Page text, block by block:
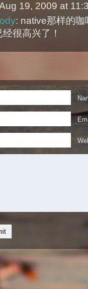
19, 2009 at
: native那样的咖
很高兴了！